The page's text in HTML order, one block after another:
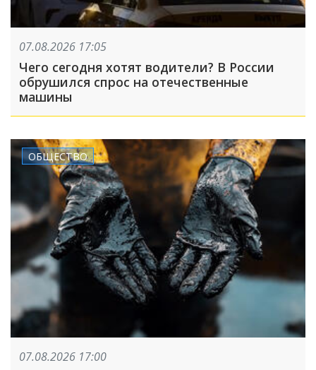
07.08.2026 17:05
Чего сегодня хотят водители? В России
обрушился спрос на отечественные
машины
ОБЩЕСТВО
07.08.2026 17:00